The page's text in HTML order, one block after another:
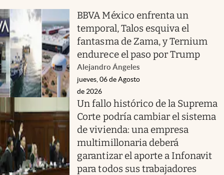
BBVA México enfrenta un
temporal, Talos esquiva el
fantasma de Zama, y Ternium
endurece el paso por Trump
Alejandro Ángeles
jueves, 06 de Agosto
de 2026
Un fallo histórico de la Suprema
Corte podría cambiar el sistema
de vivienda: una empresa
multimillonaria deberá
garantizar el aporte a Infonavit
para todos sus trabajadores